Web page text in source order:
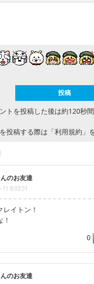
トを投稿した後は約120秒
投稿する際は 「利用規約」
のお友達
11 8:03:51
イトン！
0
のお友達